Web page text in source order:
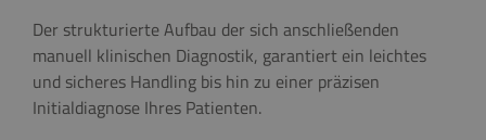
Der strukturierte Aufbau der sich anschließenden
manuell klinischen Diagnostik, garantiert ein leichtes
und sicheres Handling bis hin zu einer präzisen
Initialdiagnose Ihres Patienten.